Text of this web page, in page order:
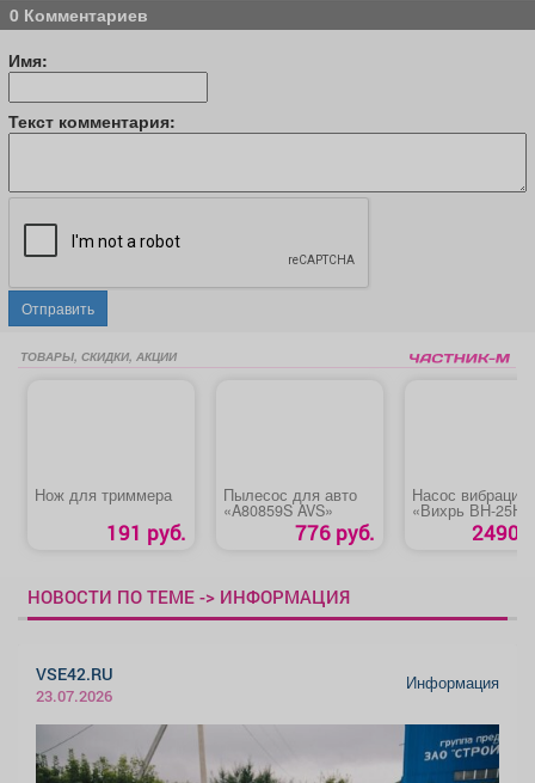
0 Комментариев
Имя:
Текст комментария:
Отправить
ТОВАРЫ, СКИДКИ, АКЦИИ
Нож для триммера
191 руб.
Пылесос для авто
«A80859S AVS»
776 руб.
Насос
«Вихрь ВН-25Н»
2490
НОВОСТИ ПО ТЕМЕ -> ИНФОРМАЦИЯ
VSE42.RU
23.07.2026
Информация